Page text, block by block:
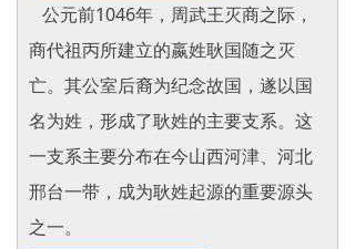
公元前1046年，周武王灭商之际，
商代祖丙所建立的嬴姓耿国随之灭
亡。其公室后裔为纪念故国，遂以国
名为姓，形成了耿姓的主要支系。这
一支系主要分布在今山西河津、河北
邢台一带，成为耿姓起源的重要源头
之一。